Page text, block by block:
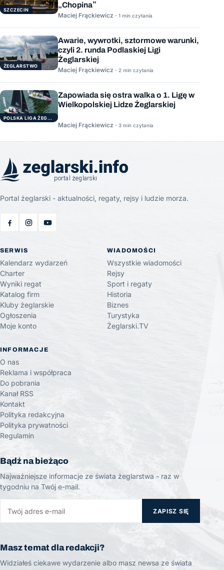
SZCZECIN
„Chopina”
Maciej Frąckiewicz · 1 min czytania
ŻEGLARSTWO
Awarie, wywrotki, sztormowe warunki,
czyli 2. runda Podlaskiej Ligi
Żeglarskiej
Maciej Frąckiewicz · 2 min czytania
POLSKA LIGA ŻEGLARSKA
Zapowiada się ostra walka o 1. Ligę w
Wielkopolskiej Lidze Żeglarskiej
Maciej Frąckiewicz · 3 min czytania
Portal żeglarski - aktualności, regaty, rejsy i ludzie morza.
SERWIS
Kalendarz wydarzeń
Charter
Wyniki regat
Katalog firm
Kluby żeglarskie
Ogłoszenia
Moje konto
WIADOMOŚCI
Wszystkie wiadomości
Rejsy
Sport i regaty
Historia
Biznes
Turystyka
Żeglarski.TV
INFORMACJE
O nas
Reklama i współpraca
Do pobrania
Kanał RSS
Kontakt
Polityka redakcyjna
Polityka prywatności
Regulamin
Bądź na bieżąco
Najważniejsze informacje ze świata żeglarstwa - raz w
tygodniu na Twój e-mail.
ZAPISZ SIĘ
Masz temat dla redakcji?
Widziałeś ciekawe wydarzenie albo masz newsa ze świata